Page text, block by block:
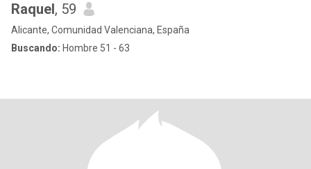
Raquel, 59
Alicante, Comunidad Valenciana, España
Buscando: Hombre 51 - 63